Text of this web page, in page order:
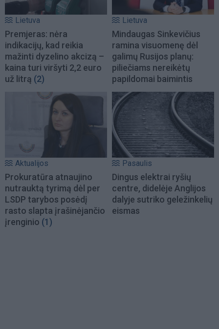
Lietuva
Premjeras: nėra
indikacijų, kad reikia
mažinti dyzelino akcizą –
kaina turi viršyti 2,2 euro
už litrą (2)
Lietuva
Mindaugas Sinkevičius
ramina visuomenę dėl
galimų Rusijos planų:
piliečiams nereikėtų
papildomai baimintis
Aktualijos
Prokuratūra atnaujino
nutrauktą tyrimą dėl per
LSDP tarybos posėdį
rasto slapta įrašinėjančio
įrenginio (1)
Pasaulis
Dingus elektrai ryšių
centre, didelėje Anglijos
dalyje sutriko geležinkelių
eismas